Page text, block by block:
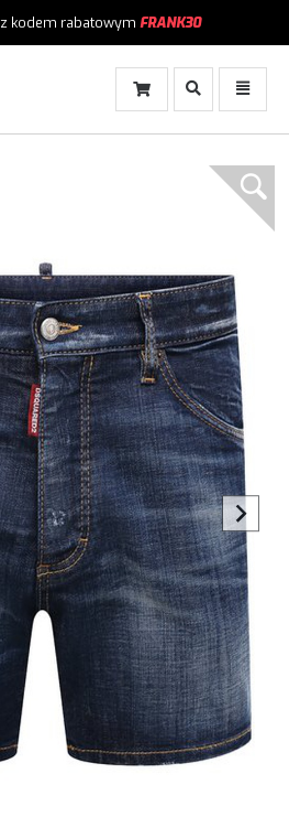
z kodem rabatowym FRANK30
Włącz
Menu
Włącz
Wyszukiwanie